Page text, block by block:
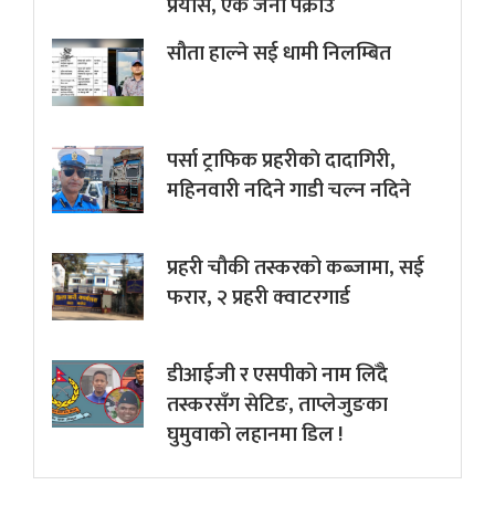
सौता हाल्ने सई धामी निलम्बित
पर्सा ट्राफिक प्रहरीकाे दादागिरी,
महिनवारी नदिने गाडी चल्न नदिने
प्रहरी चौकी तस्करको कब्जामा, सई
फरार, २ प्रहरी क्वाटरगार्ड
डीआईजी र एसपीको नाम लिँदै
तस्करसँग सेटिङ, ताप्लेजुङका
घुमुवाको लहानमा डिल !